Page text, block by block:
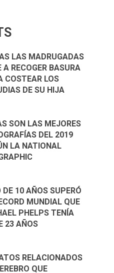
LAS MADRUGADAS
A RECOGER BASURA
COSTEAR LOS
DE SU HIJA
SON LAS MEJORES
DEL 2019
LA NATIONAL
DE 10 AÑOS SUPERÓ
MUNDIAL QUE
PHELPS TENÍA
23 AÑOS
RELACIONADOS
QUE